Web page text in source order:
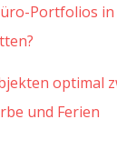
Portfolios in
optimal
und Ferien